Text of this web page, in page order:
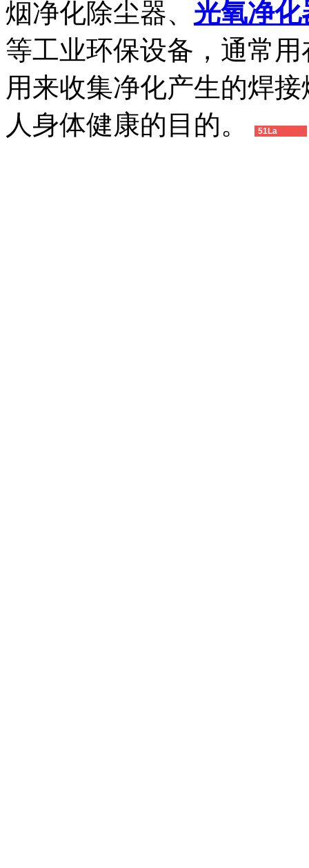
烟净化除尘器、 光氧净化
等工业环保设备，通常
用来收集净化产生的焊
人身体健康的目的。
51La